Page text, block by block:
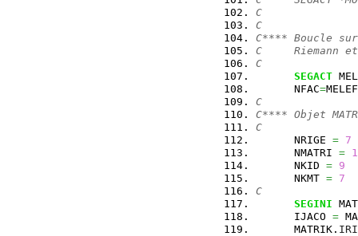
C
C
C**** Boucle
C     Riemann
C
SEGACT
      NFAC
=
C
C**** Objet
C
      NRIGE
= 7
      NMATRI
= 1
      NKID
= 9
      NKMT
= 7
C
SEGINI
      IJACO
=
      MATRIK.